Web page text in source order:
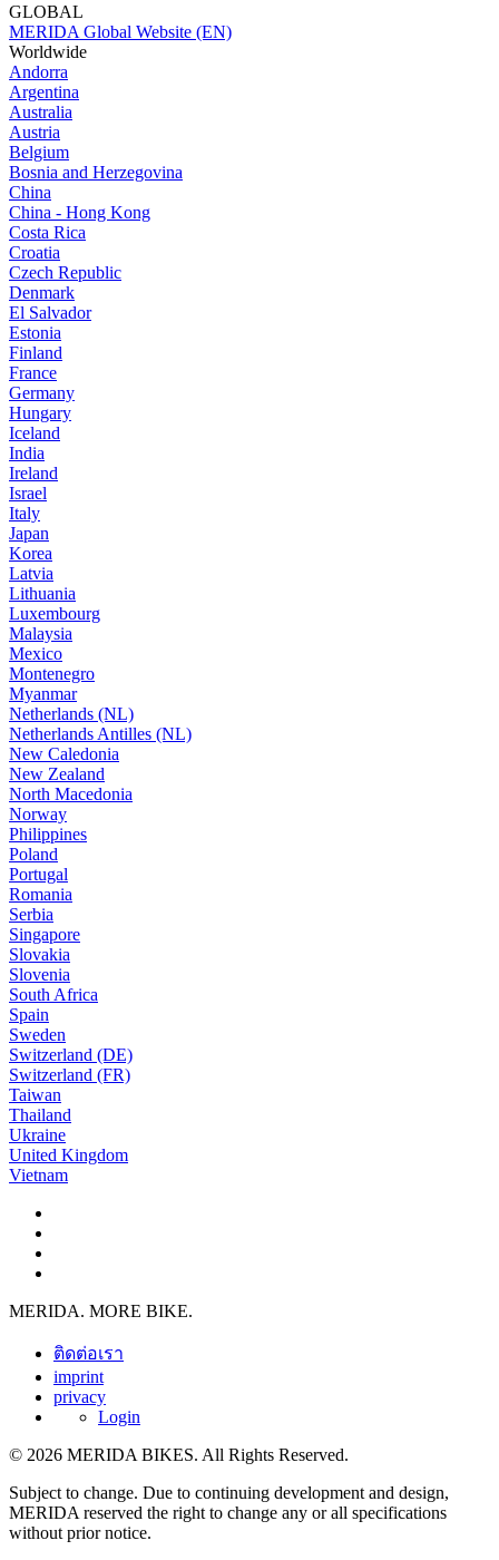
GLOBAL
MERIDA Global Website (EN)
Worldwide
Andorra
Argentina
Australia
Austria
Belgium
Bosnia and Herzegovina
China
China - Hong Kong
Costa Rica
Croatia
Czech Republic
Denmark
El Salvador
Estonia
Finland
France
Germany
Hungary
Iceland
India
Ireland
Israel
Italy
Japan
Korea
Latvia
Lithuania
Luxembourg
Malaysia
Mexico
Montenegro
Myanmar
Netherlands (NL)
Netherlands Antilles (NL)
New Caledonia
New Zealand
North Macedonia
Norway
Philippines
Poland
Portugal
Romania
Serbia
Singapore
Slovakia
Slovenia
South Africa
Spain
Sweden
Switzerland (DE)
Switzerland (FR)
Taiwan
Thailand
Ukraine
United Kingdom
Vietnam
MERIDA. MORE BIKE.
ติดต่อเรา
imprint
privacy
Login
© 2026 MERIDA BIKES. All Rights Reserved.
Subject to change. Due to continuing development and design,
MERIDA reserved the right to change any or all specifications
without prior notice.